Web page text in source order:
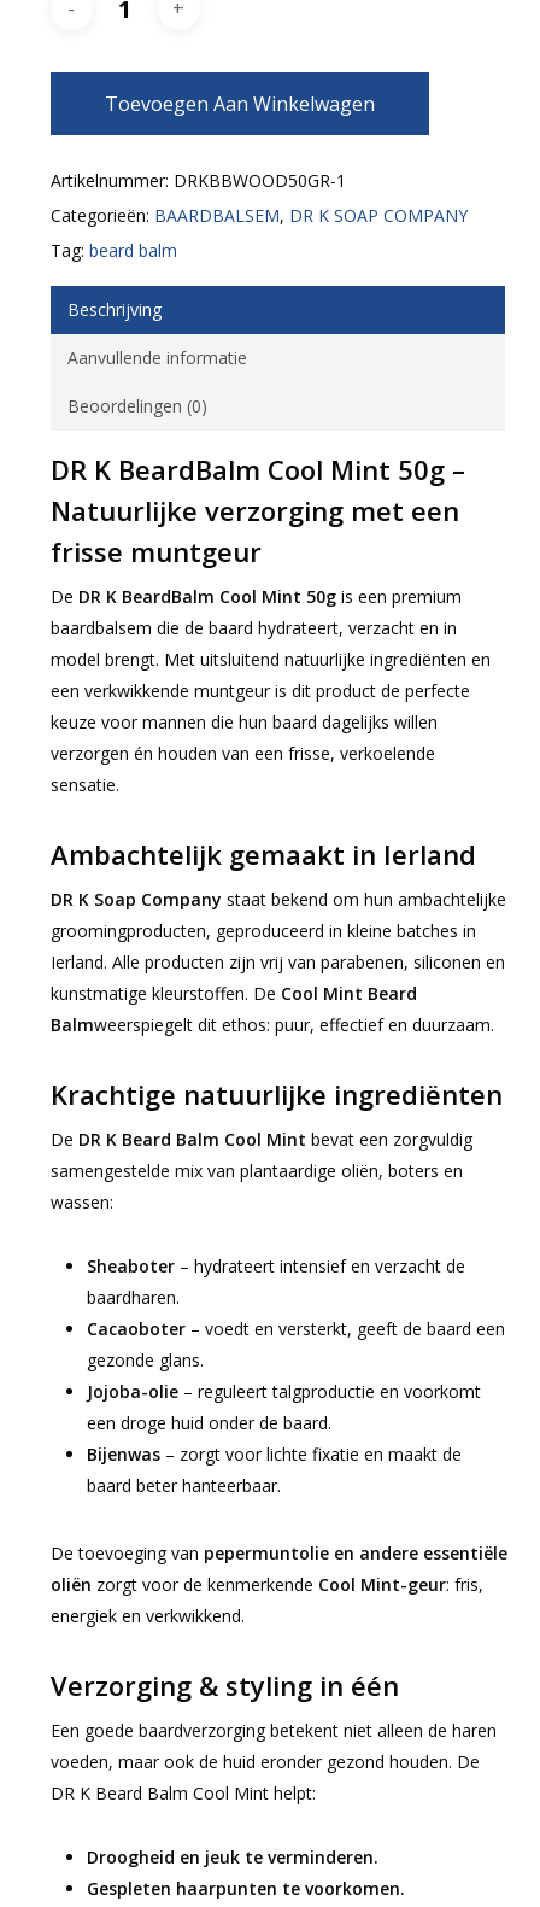
Toevoegen Aan Winkelwagen
Artikelnummer: DRKBBWOOD50GR-1
Categorieën: BAARDBALSEM, DR K SOAP COMPANY
Tag: beard balm
Beschrijving
Aanvullende informatie
Beoordelingen (0)
DR K BeardBalm Cool Mint 50g –
Natuurlijke verzorging met een
frisse muntgeur
De DR K BeardBalm Cool Mint 50gis een premium
baardbalsem die de baard hydrateert, verzacht en in
model brengt. Met uitsluitend natuurlijke ingrediënten en
een verkwikkende muntgeur is dit product de perfecte
keuze voor mannen die hun baard dagelijks willen
verzorgen én houden van een frisse, verkoelende
sensatie.
Ambachtelijk gemaakt in Ierland
DR K Soap Company staat bekend om hun ambachtelijke
groomingproducten, geproduceerd in kleine batches in
Ierland. Alle producten zijn vrij van parabenen, siliconen en
kunstmatige kleurstoffen. De Cool Mint Beard
Balmweerspiegelt dit ethos: puur, effectief en duurzaam.
Krachtige natuurlijke ingrediënten
De DR K Beard Balm Cool Mint bevat een zorgvuldig
samengestelde mix van plantaardige oliën, boters en
wassen:
Sheaboter– hydrateert intensief en verzacht de
baardharen.
Cacaoboter– voedt en versterkt, geeft de baard een
gezonde glans.
Jojoba-olie– reguleert talgproductie en voorkomt
een droge huid onder de baard.
Bijenwas– zorgt voor lichte fixatie en maakt de
baard beter hanteerbaar.
De toevoeging van pepermuntolie en andere essentiële
oliën zorgt voor de kenmerkende Cool Mint-geur: fris,
energiek en verkwikkend.
Verzorging & styling in één
Een goede baardverzorging betekent niet alleen de haren
voeden, maar ook de huid eronder gezond houden. De
DR K Beard Balm Cool Mint helpt:
Droogheid en jeuk te verminderen.
Gespleten haarpunten te voorkomen.